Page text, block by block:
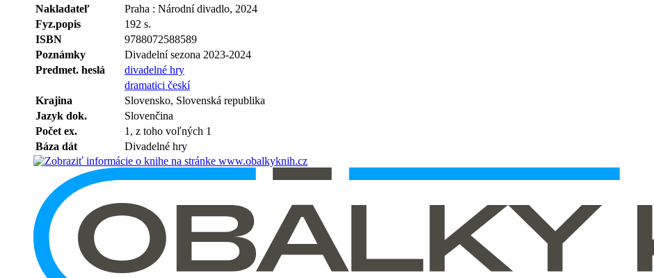
Nakladateľ
Praha : Národní divadlo, 2024
Fyz.popis
192 s.
ISBN
9788072588589
Poznámky
Divadelní sezona 2023-2024
Predmet. heslá
divadelné hry
dramatici českí
Krajina
Slovensko, Slovenská republika
Jazyk dok.
Slovenčina
Počet ex.
1, z toho voľných 1
Báza dát
Divadelné hry